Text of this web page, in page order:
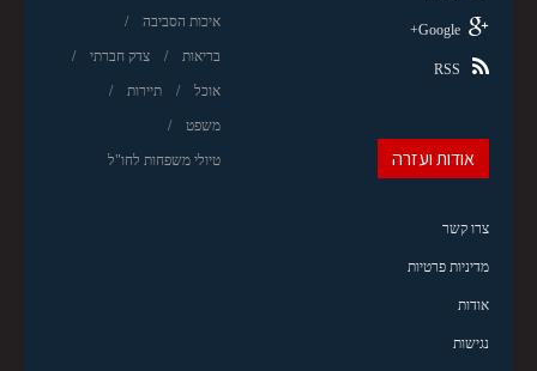
איכות הסביבה
בריאות צדק חברתי
אוכל תיירות
משפט
טיולי משפחות לחו"ל
Google+
RSS
אודות ועזרה
צרו קשר
מדיניות פרטיות
אודות
נגישות